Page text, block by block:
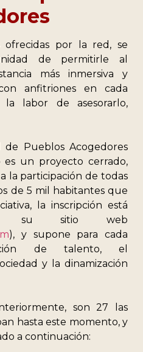
ofrecidas por la red, se
de permitirle al
más inmersiva y
anfitriones en cada
labor de asesorarlo,
Pueblos Acogedores
es un proyecto cerrado,
la participación de todas
de 5 mil habitantes que
la inscripción está
su sitio web
), y supone para cada
de talento, el
y la dinamización
son 27 las
hasta este momento, y
a continuación: